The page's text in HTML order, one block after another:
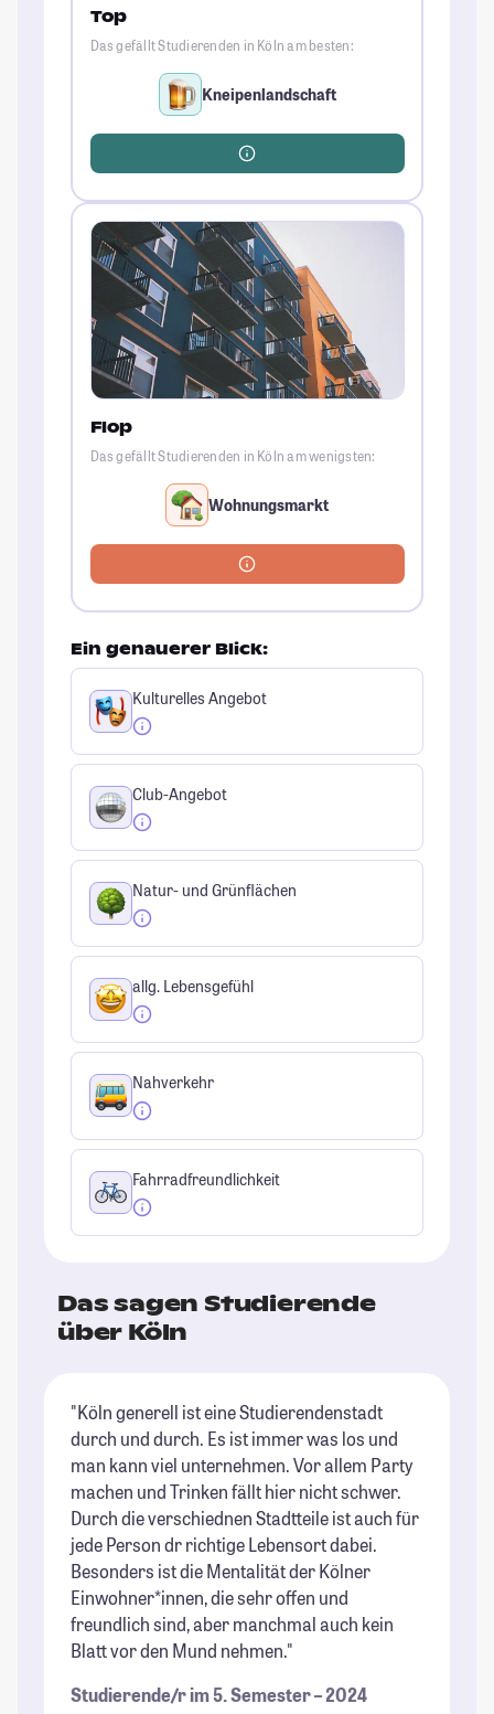
Top
Das gefällt Studierenden in Köln am besten:
Kneipenlandschaft
Flop
Das gefällt Studierenden in Köln am wenigsten:
Wohnungsmarkt
Ein genauerer Blick:
Kulturelles Angebot
Club-Angebot
Natur- und Grünflächen
allg. Lebensgefühl
Nahverkehr
Fahrradfreundlichkeit
Das sagen Studierende
über Köln
"Köln generell ist eine Studierendenstadt
durch und durch. Es ist immer was los und
man kann viel unternehmen. Vor allem Party
machen und Trinken fällt hier nicht schwer.
Durch die verschiednen Stadtteile ist auch für
jede Person dr richtige Lebensort dabei.
Besonders ist die Mentalität der Kölner
Einwohner*innen, die sehr offen und
freundlich sind, aber manchmal auch kein
Blatt vor den Mund nehmen."
Studierende/r im 5. Semester – 2024